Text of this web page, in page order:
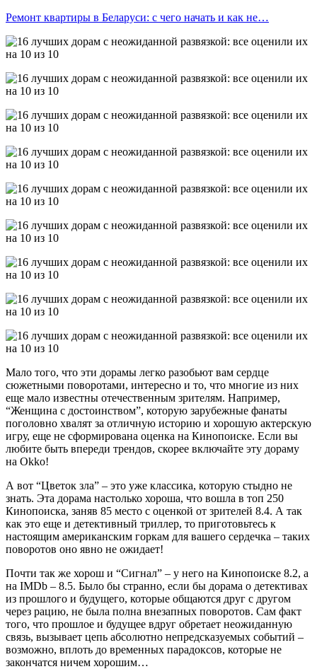
Ремонт квартиры в Беларуси: с чего начать и как не…
Мало того, что эти дорамы легко разобьют вам сердце
сюжетными поворотами, интересно и то, что многие из них
еще мало известны отечественным зрителям. Например,
“Женщина с достоинством”, которую зарубежные фанаты
поголовно хвалят за отличную историю и хорошую актерскую
игру, еще не сформирована оценка на Кинопоиске. Если вы
любите быть впереди трендов, скорее включайте эту дораму
на Okko!
А вот “Цветок зла” – это уже классика, которую стыдно не
знать. Эта дорама настолько хороша, что вошла в топ 250
Кинопоиска, заняв 85 место с оценкой от зрителей 8.4. А так
как это еще и детективный триллер, то приготовьтесь к
настоящим американским горкам для вашего сердечка – таких
поворотов оно явно не ожидает!
Почти так же хорош и “Сигнал” – у него на Кинопоиске 8.2, а
на IMDb – 8.5. Было бы странно, если бы дорама о детективах
из прошлого и будущего, которые общаются друг с другом
через рацию, не была полна внезапных поворотов. Сам факт
того, что прошлое и будущее вдруг обретает неожиданную
связь, вызывает цепь абсолютно непредсказуемых событий –
возможно, вплоть до временных парадоксов, которые не
закончатся ничем хорошим…